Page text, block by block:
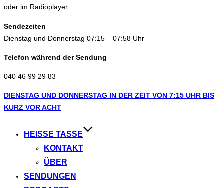
oder im Radioplayer
Sendezeiten
Dienstag und Donnerstag 07:15 – 07:58 Uhr
Telefon während der Sendung
040 46 99 29 83
Zum
Inhalt
DIENSTAG UND DONNERSTAG IN DER ZEIT VON 7:15 UHR BIS
KURZ VOR ACHT
HEISSE TASSE
KONTAKT
ÜBER
SENDUNGEN